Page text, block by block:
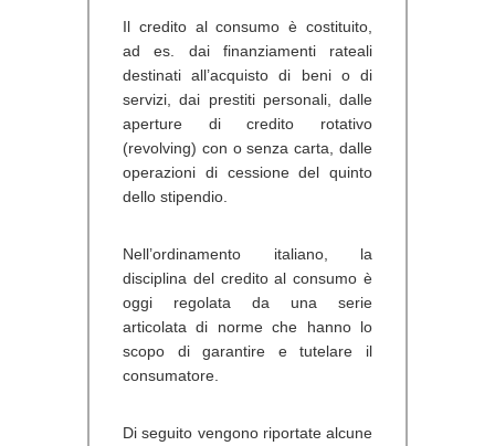
Il credito al consumo è costituito,
ad es. dai finanziamenti rateali
destinati all’acquisto di beni o di
servizi, dai prestiti personali, dalle
aperture di credito rotativo
(revolving) con o senza carta, dalle
operazioni di cessione del quinto
dello stipendio.
Nell’ordinamento italiano, la
disciplina del credito al consumo è
oggi regolata da una serie
articolata di norme che hanno lo
scopo di garantire e tutelare il
consumatore.
Di seguito vengono riportate alcune